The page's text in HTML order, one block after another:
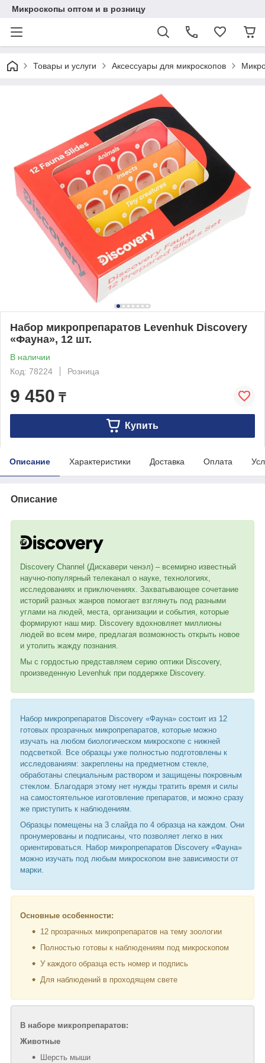
Микроскопы оптом и в розницу
Товары и услуги Аксессуары для микроскопов
Набор микропрепаратов Levenhuk Discovery
«Фауна», 12 шт.
В наличии
Код: 78224
Розница
9 450 ₸
Купить
Описание Характеристики Доставка Оплата
Описание
Discovery Channel (Дискавери ченэл) – всемирно известный
научно-популярный телеканал о науке, технологиях,
исследованиях и приключениях. Захватывающее сочетание
историй разных жанров помогает взглянуть под разными
углами на людей, места, организации и события, которые
формируют наш мир. Discovery вдохновляет миллионы
людей во всем мире, предлагая возможность открыть новое
и утолить жажду познания.
Мы с гордостью представляем серию оптики Discovery,
произведенную Levenhuk при поддержке Discovery.
Набор микропрепаратов Discovery «Фауна» состоит из 12
готовых прозрачных микропрепаратов, которые можно
изучать на любом биологическом микроскопе с нижней
подсветкой. Все образцы уже полностью подготовлены к
исследованиям: закреплены на предметном стекле,
обработаны специальным раствором и защищены покровным
стеклом. Благодаря этому нет нужды тратить время и силы
на самостоятельное изготовление препаратов, и можно сразу
же приступить к наблюдениям.
Образцы помещены на 3 слайда по 4 образца на каждом. Они
пронумерованы и подписаны, что позволяет легко в них
ориентироваться. Набор микропрепаратов Discovery «Фауна»
можно изучать под любым микроскопом вне зависимости от
марки.
Основные особенности:
12 прозрачных микропрепаратов на тему зоологии
Полностью готовы к наблюдениям под микроскопом
У каждого образца есть номер и подпись
Для наблюдений в проходящем свете
В наборе микропрепаратов:
Животные
Шерсть мыши